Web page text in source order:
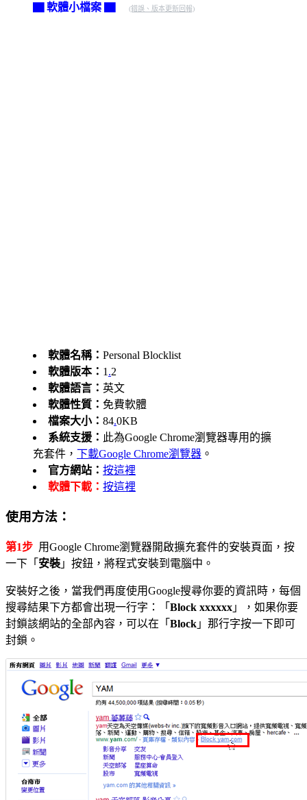
▇ 軟體小檔案 ▇ (錯誤、版本更新回報)
軟體名稱： Personal Blocklist
軟體版本： 1 .2
軟體語言： 英文
軟體性質： 免費軟體
檔案大小： 84.0KB
系統支援： 此為Google Chrome瀏覽器專用的擴
充套件， 下載Google Chrome瀏覽器 。
官方網站： 按這裡
軟體下載： 按這裡
使用方法：
第1步 用Google Chrome瀏覽器開啟擴充套件的安裝頁面，按
一下「 安裝 」按鈕，將程式安裝到電腦中。
安裝好之後，當我們再度使用Google搜尋你要的資訊時，每個
搜尋結果下方都會出現一行字：「 Block xxxxxx 」，如果你要
封鎖該網站的全部內容，可以在「 Block 」那行字按一下即可
封鎖。